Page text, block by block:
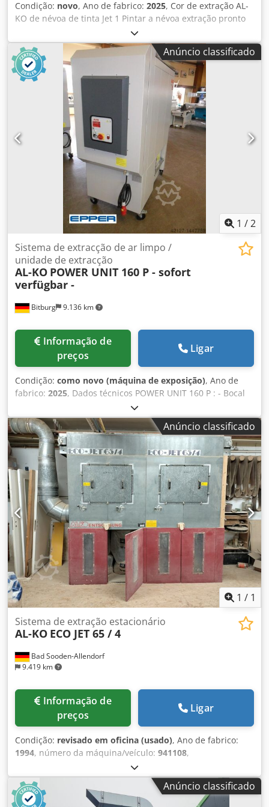
Condição: novo, Ano de fabrico: 2025, Cor de extração AL-
KO de névoa de tinta Jet 1 Pintar a névoa extração pronto
para uso, 1 m2 superfície de filtro com pré-filtro fino e.
Diâmetro de Conexão 300 mm, motor 1.5 KW (adequado
para a criação de ex Na zona 22 de acordo com ATEX),
switch 1 passo + cabo 5m com Plug e Corpo do regulador
de pressão. Design que economiza espaço compacto de
chapa de aço Chassis com rodas Escape indireta perto do
chão Totalmente montado Com a conexão por cabo e fase
mudar configuração Painéis laterais ajustáveis Névoa de
pulverização otimizada pela tampa da chapa frontal
patenteado de gravação Vida de serviço longa filtro
Ventiladores de alto desempenho com baixo nível de ruído
Parede de filtro com esteiras especiais Soquete de escape
com válvulas de borboleta integradas Potência do motor:
1,5 KW Velocidade: 1400 RPM Vazão nominal: 4600 m3/h
Pressão: 500 PA Dimensões: (W * H * D) 1025 * 1437 * 1214
W = 2000 mm com painéis laterais Superfície do filtro: 1
m2 Peso: 175 kg Dcsdpfx Adsbumr Sjysk
Anúncio classificado
1 /2
Bitburg 9.136 km
Sistema de extracção de ar limpo /
unidade de extracção
AL-KO POWER UNIT 160 P - sofort
verfügbar -
preços
Ligar
Condição: como novo (máquina de exposição), Ano de
fabrico: 2025, Dados técnicos POWER UNIT 160 P : - Bocal
de entrada Ø: 160 mm - potência nominal do motor: 2,2
kW; 400 V/50 Hz - vazão volumétrica máxima: 2000 m³/h -
vazão volumétrica nominal: 1448 m³/h - Pressão negativa:
2503 Pa - Área filtrante: 9 m² - Limpeza do filtro: Limpeza
com ar comprimido - Contentor de enchimento (contentor
em rolo): 241 litros Dsdjbpg Itopfx Adyeck - Dimensões ( L x
L x A ): 1684 x 830 x 2050 - Peso: 288 kg - Design / lado de
operação opcionalmente direita / esquerda Localização: ex
stock 54634 Bitburg Preço máximo para a peça de
exposição
Anúncio classificado
1 / 1
Bad Sooden-Allendorf
9.419 km
Sistema de extração estacionário
AL-KO ECO JET 65 / 4
preços
Ligar
Condição: revisado em oficina (usado), Ano de fabrico:
1994, número da máquina/veículo: 941108,
totalmente funcional
mm, comprimento total:2.580 mm, largura total:1.000
mm, Sistema de extração compacto com 3 sacos para
aparas – SEM ventilador Vazão de ar nominal: 5000 m³/h
Anúncio classificado